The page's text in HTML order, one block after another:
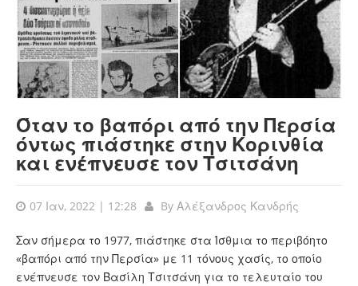
Όταν το βαπόρι από την Περσία
όντως πιάστηκε στην Κορινθία
και ενέπνευσε τον Τσιτσάνη
07 Ιαν, 2022 | 12:28 By Αλέξανδρος Κανδρής
Σαν σήμερα το 1977, πιάστηκε στα Ίσθμια το περιβόητο
«βαπόρι από την Περσία» με 11 τόνους χασίς, το οποίο
ενέπνευσε τον Βασίλη Τσιτσάνη για το τελευταίο του